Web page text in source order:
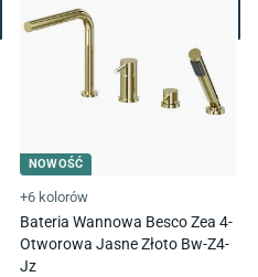
NOWOŚĆ
+6 kolorów
Bateria Wannowa Besco Zea 4-
Otworowa Jasne Złoto Bw-Z4-
Jz